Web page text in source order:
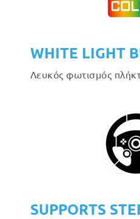
WHITE LIGHT
Λευκός φωτισμός
SUPPORTS